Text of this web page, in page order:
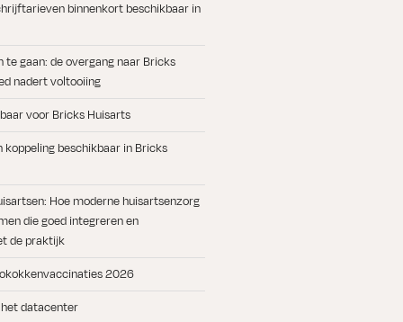
binnenkort beschikbaar in
te gaan: de overgang naar Bricks
nadert voltooiing
voor Bricks Huisarts
beschikbaar in Bricks
Hoe moderne huisartsenzorg
die goed integreren en
de praktijk
2026
datacenter